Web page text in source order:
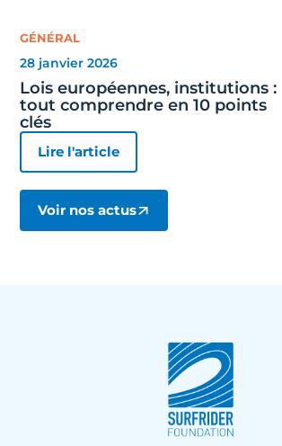
GÉNÉRAL
28 janvier 2026
Lois européennes, institutions :
tout comprendre en 10 points
clés
Lire l'article
Voir nos actus